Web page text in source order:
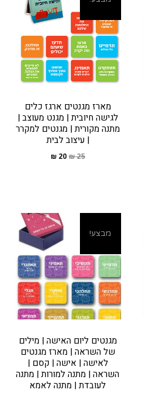
מארז מגנטים ארגז כלים
לגישה חיובית | מגנט מעוצב |
מתנה מקורית | מגנטים למקרר
| עיצוב לבית
25
₪
20
₪
מבצע!
מגנטים ליום האישה | מילים
של השראה | מארז מגנטים
לאישה | אישה | קסם |
השראה | מתנה למורות | מתנה
לעובדת | מתנה לאמא